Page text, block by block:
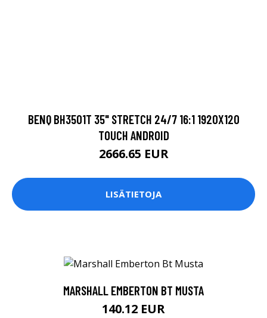
BENQ BH3501T 35" STRETCH 24/7 16:1 1920X120
TOUCH ANDROID
2666.65 EUR
LISÄTIETOJA
MARSHALL EMBERTON BT MUSTA
140.12 EUR